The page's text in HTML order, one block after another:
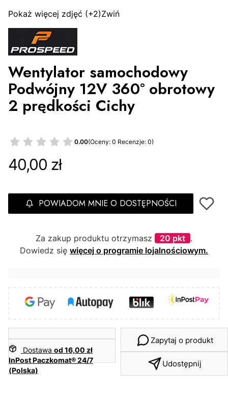
Pokaż więcej zdjęć (+2)Zwiń
Wentylator samochodowy
Podwójny 12V 360° obrotowy
2 prędkości Cichy
0.00(Oceny: 0 Recenzje: 0)
Cena
40,00 zł
POWIADOM MNIE O DOSTĘPNOŚCI
Za zakup produktu otrzymasz 20 pkt .
Dowiedz się więcej o programie lojalnościowym.
Dostawa od 16,00 zł
InPost Paczkomat® 24/7
(Polska)
Zapytaj o produkt
Udostępnij